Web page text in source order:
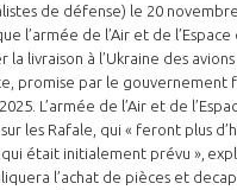
de défense) le 20 novembre
l’armée de l’Air et de l’Espace
la livraison à l’Ukraine des
promise par le gouvernement
L’armée de l’Air et de
sur les Rafale, qui « feront plus
était initialement prévu »,
l’achat de pièces et